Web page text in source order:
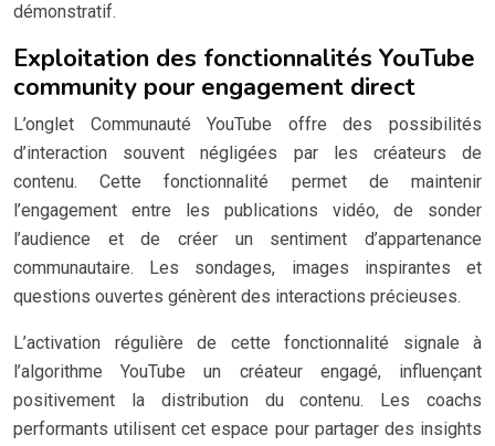
démonstratif.
Exploitation des fonctionnalités YouTube
community pour engagement direct
L’onglet Communauté YouTube offre des possibilités
d’interaction souvent négligées par les créateurs de
contenu. Cette fonctionnalité permet de maintenir
l’engagement entre les publications vidéo, de sonder
l’audience et de créer un sentiment d’appartenance
communautaire. Les sondages, images inspirantes et
questions ouvertes génèrent des interactions précieuses.
L’activation régulière de cette fonctionnalité signale à
l’algorithme YouTube un créateur engagé, influençant
positivement la distribution du contenu. Les coachs
performants utilisent cet espace pour partager des insights